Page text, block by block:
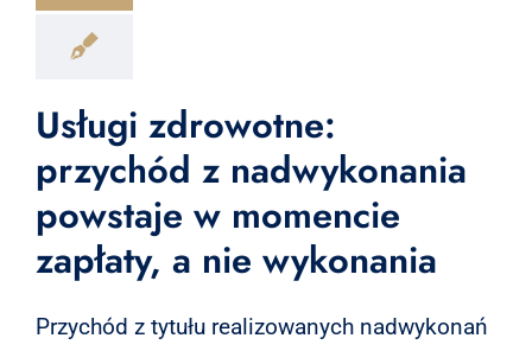
Usługi zdrowotne:
przychód z nadwykonania
powstaje w momencie
zapłaty, a nie wykonania
Przychód z tytułu realizowanych nadwykonań